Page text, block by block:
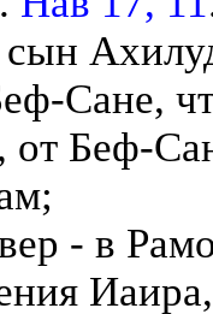
сын
Сане,
от Беф-
- в